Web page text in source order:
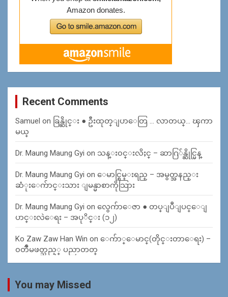
Recent Comments
Samuel on ခြန္ဆိုင္း ● ဦးထုတ္ျပာေတြ … လာတယ္… ၾကာ
မယ္
Dr. Maung Maung Gyi on သန္း၀င္းလိႈင္ – ဆာဂြ်န္ဆိုင္မြန္
Dr. Maung Maung Gyi on ေမာင္စြမ္းရည္ – အမွတ္အနည္း
ဆံုးေက်ာင္းသား ျမန္မာစာကိုသြား
Dr. Maung Maung Gyi on လွေက်ာေဇာ ● တပ္ျပဳျပင္ေျ
ပာင္းလဲေရး – အပုိင္း (၁၂)
Ko Zaw Zaw Han Win on ေက်ာ္ေမာင္(တိုင္းတာေရး) –
၀တၳဳမဖတ္သည့္ ပညာတတ္
You may Missed